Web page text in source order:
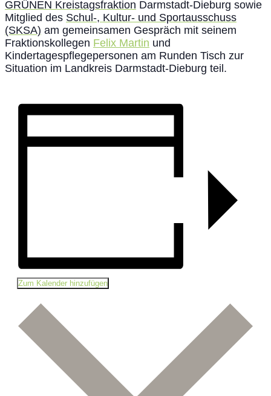
GRÜNEN Kreistagsfraktion Darmstadt-Dieburg sowie
Mitglied des Schul-, Kultur- und Sportausschuss
(SKSA) am gemeinsamen Gespräch mit seinem
Fraktionskollegen Felix Martin und
Kindertagespflegepersonen am Runden Tisch zur
Situation im Landkreis Darmstadt-Dieburg teil.
Zum Kalender hinzufügen